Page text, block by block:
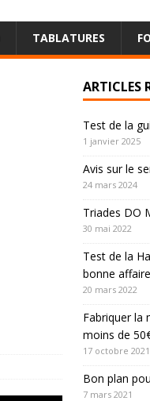
TABLATURES
ARTICLES
Test de la
1 janvier 2025
Avis sur le
24 mars 2024
Triades DO
30 mai 2022
Test de la
bonne affaire
20 mars 2022
Fabriquer la
moins de
17 octobre 2021
Bon plan
7 mars 2021